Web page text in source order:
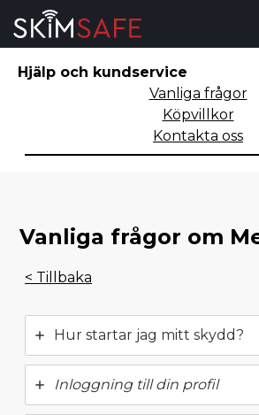
Skip to content
Hjälp och kundservice
Vanliga frågor
Köpvillkor
Kontakta oss
Vanliga frågor om
< Tillbaka
Hur startar jag mitt skydd?
Inloggning till din profil